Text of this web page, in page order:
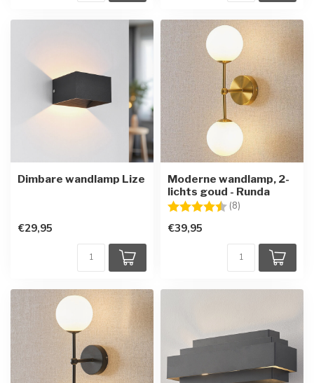
Dimbare wandlamp Lize
€29,95
Moderne wandlamp, 2-
lichts goud - Runda
Beoordeling: (8)
€39,95